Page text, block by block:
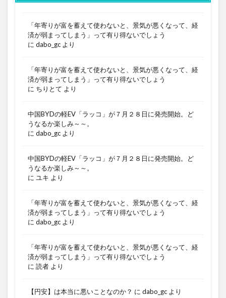
「年寄りが富を蓄えて使わないと、景気が悪くなって、経
済が弱まってしまう」って有り得ないでしょう
に dabo_gc より
「年寄りが富を蓄えて使わないと、景気が悪くなって、経
済が弱まってしまう」って有り得ないでしょう
に ちりとて より
中国BYDの軽EV「ラッコ」が７月２８日に発売開始。ど
うなるか楽しみ～～。
に dabo_gc より
中国BYDの軽EV「ラッコ」が７月２８日に発売開始。ど
うなるか楽しみ～～。
に ユキ より
「年寄りが富を蓄えて使わないと、景気が悪くなって、経
済が弱まってしまう」って有り得ないでしょう
に dabo_gc より
「年寄りが富を蓄えて使わないと、景気が悪くなって、経
済が弱まってしまう」って有り得ないでしょう
に 読者 より
【円安】は本当に悪いことなのか？ に dabo_gc より